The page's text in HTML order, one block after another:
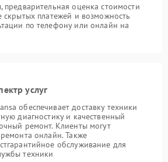
предварительная оценка стоимости
скрытых платежей и возможность
по телефону или онлайн на
услуг
обеспечивает доставку техники
диагностику и качественный
ремонт. Клиенты могут
ремонта онлайн. Также
обслуживание для
техники